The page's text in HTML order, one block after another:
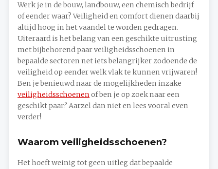
Werk je in de bouw, landbouw, een chemisch bedrijf
of eender waar? Veiligheid en comfort dienen daarbij
altijd hoog in het vaandel te worden gedragen.
Uiteraard is het belang van een geschikte uitrusting
met bijbehorend paar veiligheidsschoenen in
bepaalde sectoren net iets belangrijker zodoende de
veiligheid op eender welk vlak te kunnen vrijwaren!
Ben je benieuwd naar de mogelijkheden inzake
veiligheidsschoenen of ben je op zoek naar een
geschikt paar? Aarzel dan niet en lees vooral even
verder!
Waarom veiligheidsschoenen?
Het hoeft weinig tot geen uitleg dat bepaalde